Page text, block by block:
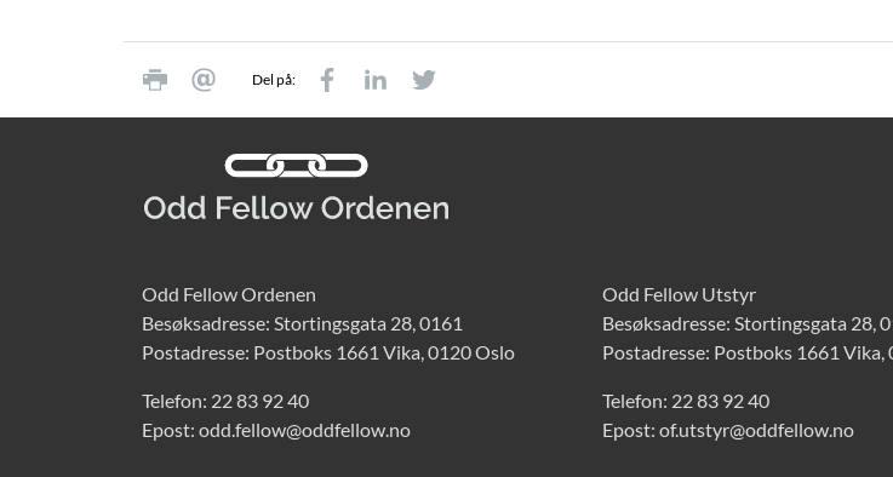
Del på:
Odd Fellow Ordenen
Besøksadresse: Stortingsgata 28, 0161
Postadresse: Postboks 1661 Vika, 0120 Oslo
Telefon: 22 83 92 40
Epost: odd.fellow@oddfellow.no
Odd Fellow Utstyr
Besøksadresse: Stortingsgata 28,
Postadresse: Postboks 1661 Vika,
Telefon: 22 83 92 40
Epost: of.utstyr@oddfellow.no